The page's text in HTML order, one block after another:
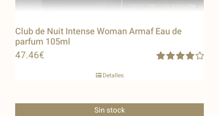
Club de Nuit Intense Woman Armaf Eau de
parfum 105ml
47.46€
Detalles
Sin stock